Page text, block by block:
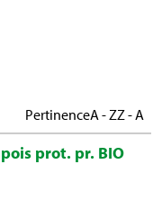
PertinenceA - ZZ - A
prot. pr. BIO